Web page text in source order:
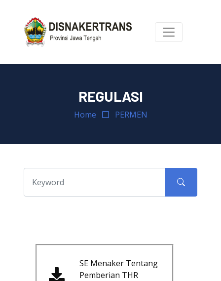
REGULASI
Home PERMEN
SE Menaker Tentang
Pemberian THR